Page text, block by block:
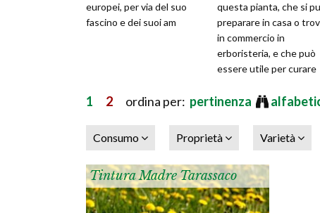
europei, per via del suo
fascino e dei suoi am
questa pianta, che si
preparare in casa o
in commercio in
erboristeria, e che può
essere utile per curare
1 2 ordina per: pertinenza
Consumo Proprietà Varietà
Tintura Madre Tarassaco